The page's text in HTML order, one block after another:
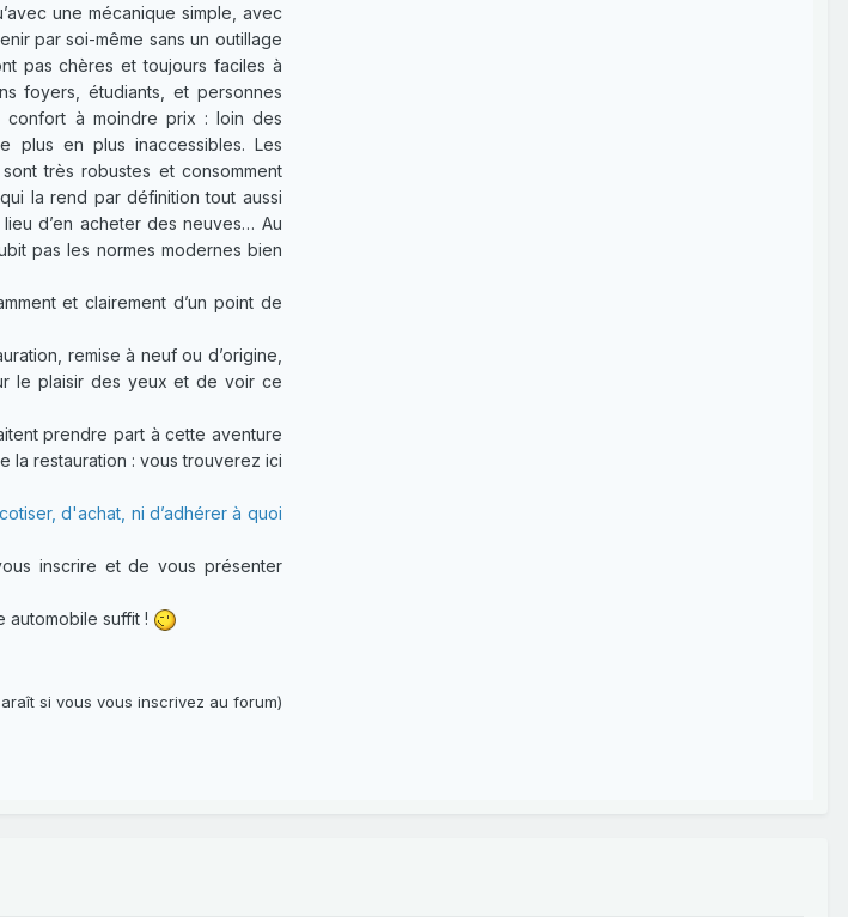
une mécanique simple, avec
par soi-même sans un outillage
pas chères et toujours faciles à
foyers, étudiants, et personnes
à moindre prix : loin des
plus en plus inaccessibles. Les
très robustes et consomment
la rend par définition tout aussi
d’en acheter des neuves… Au
pas les normes modernes bien
et clairement d’un point de
remise à neuf ou d’origine,
le plaisir des yeux et de voir ce
prendre part à cette aventure
la restauration : vous trouverez ici
d'achat, ni d’adhérer à quoi
inscrire et de vous présenter
automobile suffit !
si vous vous inscrivez au forum)